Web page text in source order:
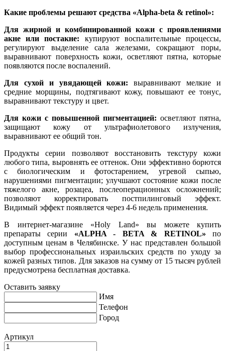
Какие проблемы решают средства «Alpha-beta & retinol»:
Для жирной и комбинированной кожи с проявлениями
акне или постакне: купируют воспалительные процессы,
регулируют выделение сала железами, сокращают поры,
выравнивают поверхность кожи, осветляют пятна, которые
появляются после воспалений.
Для сухой и увядающей кожи: выравнивают мелкие и
средние морщины, подтягивают кожу, повышают ее тонус,
выравнивают текстуру и цвет.
Для кожи с повышенной пигментацией: осветляют пятна,
защищают кожу от ультрафиолетового излучения,
выравнивают ее общий тон.
Продукты серии позволяют восстановить текстуру кожи
любого типа, выровнять ее оттенок. Они эффективно борются
с биологическим и фотостарением, угревой сыпью,
нарушениями пигментации; улучшают состояние кожи после
тяжелого акне, розацеа, послеоперационных осложнений;
позволяют корректировать постпилинговый эффект.
Видимый эффект появляется через 4-6 недель применения.
В интернет-магазине «Holy Land» вы можете купить
препараты серии «ALPHA - BETA & RETINOL» по
доступным ценам в Челябинске. У нас представлен большой
выбор профессиональных израильских средств по уходу за
кожей разных типов. Для заказов на сумму от 15 тысяч рублей
предусмотрена бесплатная доставка.
Оставить заявку
Имя
Телефон
Город
Артикул